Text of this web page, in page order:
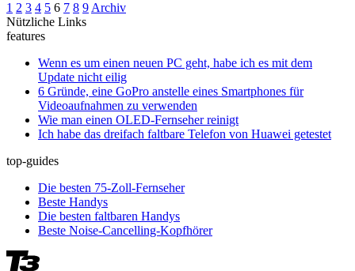
1 2 3 4 5 6 7 8 9 Archiv
Nützliche Links
features
Wenn es um einen neuen PC geht, habe ich es mit dem
Update nicht eilig
6 Gründe, eine GoPro anstelle eines Smartphones für
Videoaufnahmen zu verwenden
Wie man einen OLED-Fernseher reinigt
Ich habe das dreifach faltbare Telefon von Huawei getestet
top-guides
Die besten 75-Zoll-Fernseher
Beste Handys
Die besten faltbaren Handys
Beste Noise-Cancelling-Kopfhörer